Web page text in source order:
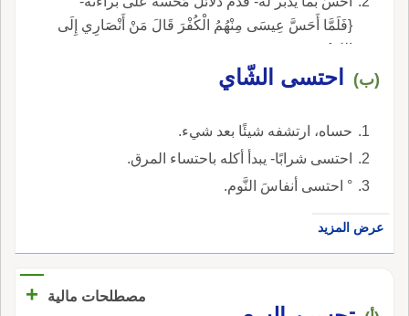
{فَلَمَّا أَحَسَّ عِيسَى مِنْهُمُ الْكُفْرَ قَالَ مَنْ أَنْصَارِي إِلَى
اللهِ}.
(ب) احتسى الشّاي
حساه، ارتشفه شيئًا بعد شيء.
احتسى شرابًا- يبدأ أكله باحتساء المرق.
° احتسى أنفاسَ النَّوم.
عرض المزيد
مصطلحات مالية +